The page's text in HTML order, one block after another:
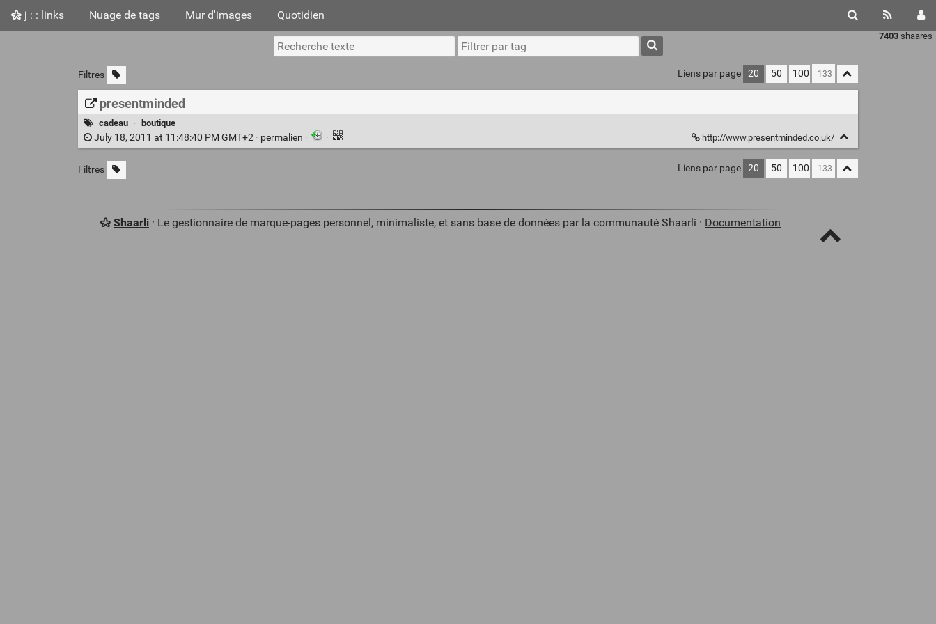
j : : links Nuage de tags Mur d'images Quotidien
7403 shaares
Filtres Liens par page 20 50 100
presentminded
cadeau · boutique
July 18, 2011 at 11:48:40 PM GMT+2 · permalien · · http://www.presentminded.co.uk/
Filtres Liens par page 20 50 100
Shaarli· Le gestionnaire de marque-pages personnel, minimaliste, et sans base de données par la communauté Shaarli · Documentation